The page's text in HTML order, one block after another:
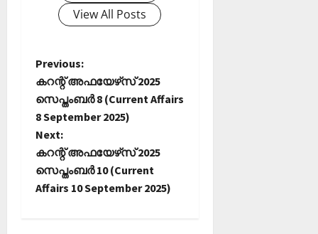
View All Posts
P
o
s
t
n
Previous:
കറന്റ് അഫയേഴ്‌സ് 2025
സെപ്തംബര്‍ 8 (Current Affairs
8 September 2025)
Next:
കറന്റ് അഫയേഴ്‌സ് 2025
സെപ്തംബര്‍ 10 (Current
Affairs 10 September 2025)